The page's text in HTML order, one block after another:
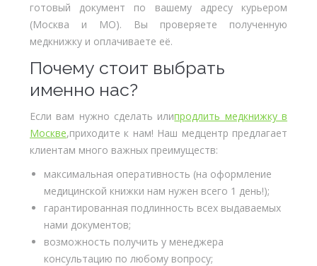
готовый документ по вашему адресу курьером
(Москва и МО). Вы проверяете полученную
медкнижку и оплачиваете её.
Почему стоит выбрать
именно нас?
Если вам нужно сделать илипродлить медкнижку в
Москве,приходите к нам! Наш медцентр предлагает
клиентам много важных преимуществ:
максимальная оперативность (на оформление
медицинской книжки нам нужен всего 1 день!);
гарантированная подлинность всех выдаваемых
нами документов;
возможность получить у менеджера
консультацию по любому вопросу;